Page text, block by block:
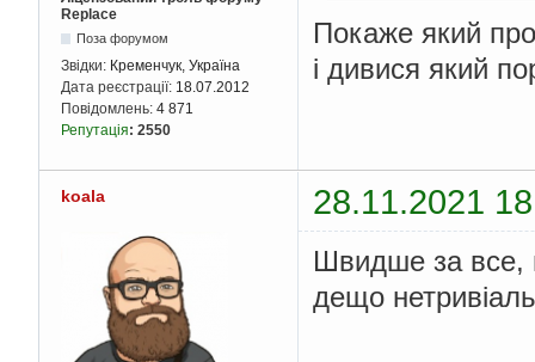
Replace
Поза форумом
Звідки: Кременчук, Україна
Дата реєстрації: 18.07.2012
Повідомлень: 4 871
Репутація: 2550
Покаже який
і дивися який
koala 28.11.2021
Швидше за
дещо